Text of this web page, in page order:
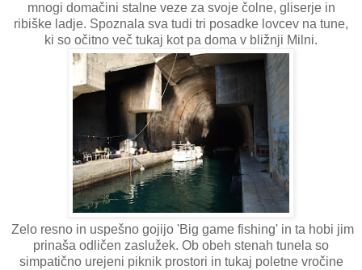
mnogi domačini stalne veze za svoje čolne, gliserje in
ribiške ladje. Spoznala sva tudi tri posadke lovcev na tune,
ki so očitno več tukaj kot pa doma v bližnji Milni.
Zelo resno in uspešno gojijo 'Big game fishing' in ta hobi jim
prinaša odličen zaslužek. Ob obeh stenah tunela so
simpatično urejeni piknik prostori in tukaj poletne vročine